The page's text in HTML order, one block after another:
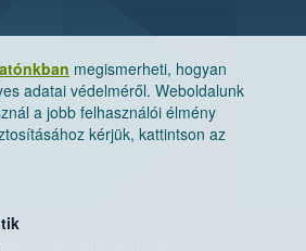
megismerheti, hogyan
adatai védelméről. Weboldalunk
a jobb felhasználói élmény
kérjük, kattintson az
biztonsági Hivatal